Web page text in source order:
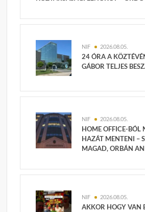
NIF 2026.08.05.
24 ÓRA A
GÁBOR TELJES
NIF 2026.08.05.
HOME OFFICE-BÓL
HAZÁT MENTENI –
MAGAD, ORBÁN
NIF 2026.08.05.
AKKOR HOGY VAN